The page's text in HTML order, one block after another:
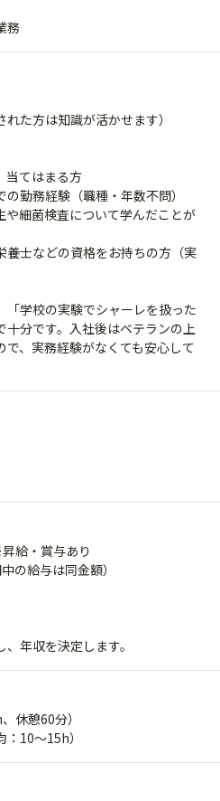
務
た方は知識が活かせます）
当てはまる方
勤務経験（職種・年数不問）
や細菌検査について学んだことが
養士などの資格をお持ちの方（実
学校の実験でシャーレを扱った
十分です。入社後はベテランの上
、実務経験がなくても安心して
給・賞与あり
の給与は同金額）
年収を決定します。
、休憩60分）
10～15h）